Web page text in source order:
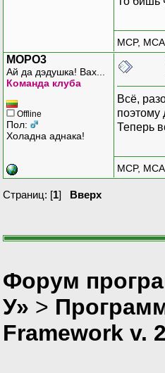
MCP,
MOPO3
Ай да дэдушка! Вах...
Команда клуба
Offline
Пол:
Холадна аднака!
Всё,
поэтому
Теперь
MCP,
Страниц: [1] Вверх
Форум
У» >
Framework v.